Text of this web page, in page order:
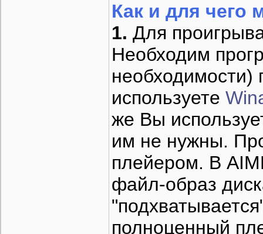
Как и для чего
1. Для
Необходим
необходимости)
используете
же Вы
им не нужны.
плейером. В
файл-образ
полноценный